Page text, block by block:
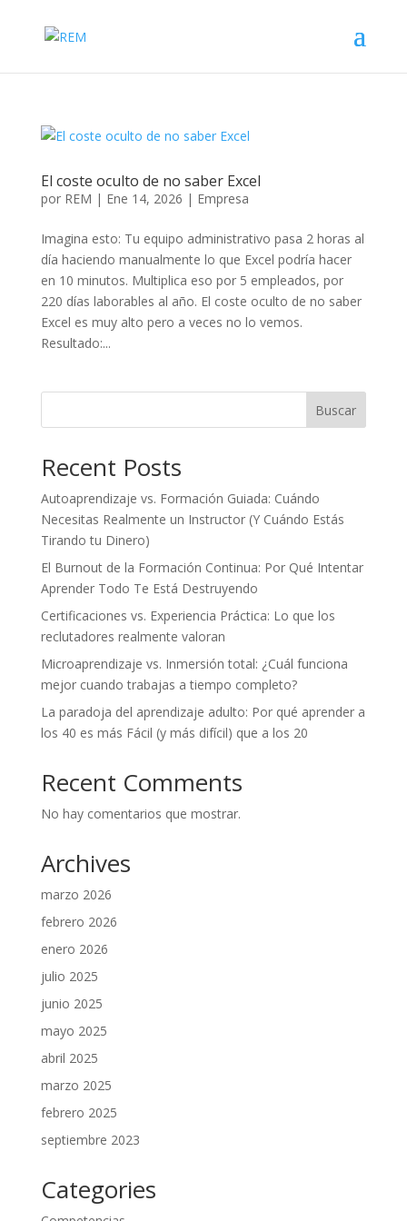
El coste oculto de no saber Excel
por REM | Ene 14, 2026 | Empresa
Imagina esto: Tu equipo administrativo pasa 2 horas al
día haciendo manualmente lo que Excel podría hacer
en 10 minutos. Multiplica eso por 5 empleados, por
220 días laborables al año. El coste oculto de no saber
Excel es muy alto pero a veces no lo vemos.
Resultado:...
Buscar
Recent Posts
Autoaprendizaje vs. Formación Guiada: Cuándo
Necesitas Realmente un Instructor (Y Cuándo Estás
Tirando tu Dinero)
El Burnout de la Formación Continua: Por Qué Intentar
Aprender Todo Te Está Destruyendo
Certificaciones vs. Experiencia Práctica: Lo que los
reclutadores realmente valoran
Microaprendizaje vs. Inmersión total: ¿Cuál funciona
mejor cuando trabajas a tiempo completo?
La paradoja del aprendizaje adulto: Por qué aprender a
los 40 es más Fácil (y más difícil) que a los 20
Recent Comments
No hay comentarios que mostrar.
Archives
marzo 2026
febrero 2026
enero 2026
julio 2025
junio 2025
mayo 2025
abril 2025
marzo 2025
febrero 2025
septiembre 2023
Categories